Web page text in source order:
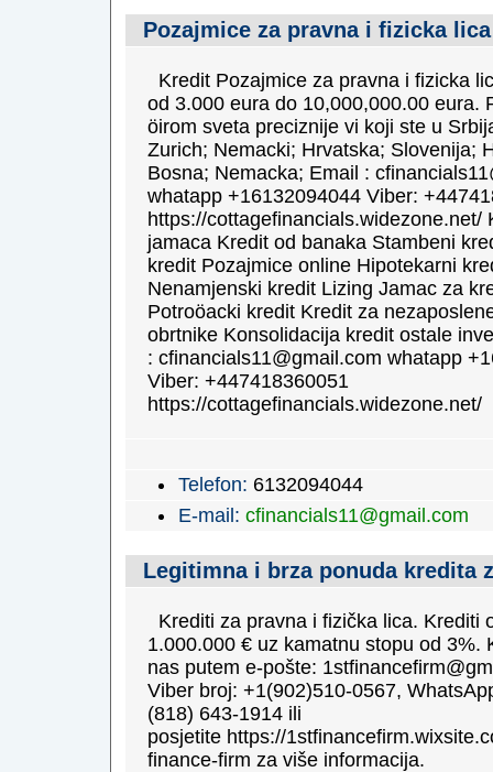
Pozajmice za pravna i fizicka lica
Kredit Pozajmice za pravna i fizicka
od 3.000 eura do 10,000,000.00 eura.
öirom sveta preciznije vi koji ste u
Zurich; Nemacki; Hrvatska; Slovenija;
Bosna; Nemacka; Email :
whatapp +16132094044 Viber:
https://cottagefinancials.widezone.net/
jamaca Kredit od banaka Stambeni
kredit Pozajmice online Hipotekarni
Nenamjenski kredit Lizing Jamac za
Potroöacki kredit Kredit za
obrtnike Konsolidacija kredit ostale
: cfinancials11@gmail.com whatapp
Viber: +447418360051
https://cottagefinancials.widezone.net/
Telefon: 6132094044
E-mail: cfinancials11@gmail.com
Legitimna i brza ponuda kredita
Krediti za pravna i fizička lica. Krediti
1.000.000 € uz kamatnu stopu od 3%.
nas putem e-pošte:
Viber broj: +1(902)510-0567,
(818) 643-1914 ili
posjetite https://
finance-firm za više informacija.